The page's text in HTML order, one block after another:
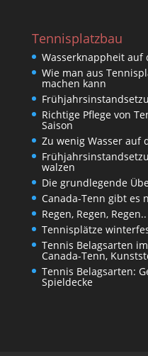
Tennisplatzbau
Wasserknappheit auf
Wie man aus
machen kann
Richtige Pflege von
Saison
Zu wenig Wasser auf
walzen
Die grundlegende
Canada-Tenn gibt es
Regen, Regen, Regen..
Tennisplätze
Tennis Belagsarten
Canada-Tenn,
Tennis Belagsarten:
Spieldecke